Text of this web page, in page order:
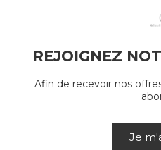
REJOIGNEZ
Afin de recevoir nos
Je